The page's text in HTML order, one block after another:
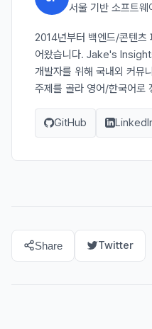
서울 기반 소프트웨
2014년부터 백엔드/콘텐츠
어왔습니다. Jake's
개발자를 위해 국내외 커뮤
주제를 골라 영어/한국어로
GitHub
Share Twitter